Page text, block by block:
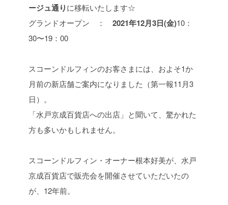
ージュ通りに移転いたします☆
グランドオープン ： 2021年12月3日(金)10：
30〜19：00
スコーンドルフィンのお客さまには、およそ1か
月前の新店舗ご案内になりました（第一報11月3
日）。
「水戸京成百貨店への出店」と聞いて、驚かれた
方も多いかもしれません。
スコーンドルフィン・オーナー根本好美が、水戸
京成百貨店で販売会を開催させていただいたの
が、12年前。